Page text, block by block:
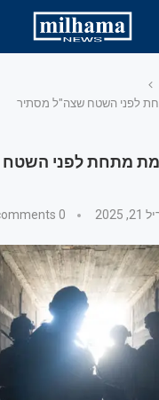
לפני השטח שצה"ל מסתיר
מתחת לפני
2025
0 comments